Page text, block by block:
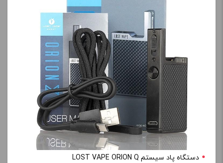
دستگاه پاد سیستم LOST VAPE ORION Q